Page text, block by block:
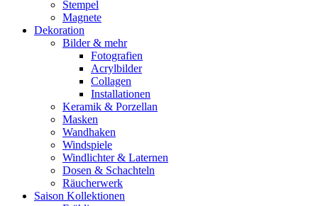
Stempel
Magnete
Dekoration
Bilder & mehr
Fotografien
Acrylbilder
Collagen
Installationen
Keramik & Porzellan
Masken
Wandhaken
Windspiele
Windlichter & Laternen
Dosen & Schachteln
Räucherwerk
Saison Kollektionen